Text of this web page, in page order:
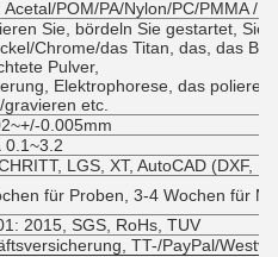
Acetal/POM/PA/Nylon/PC/PMMA /
Sie, bördeln Sie gestartet,
Chrome/das Titan, das, das
Pulver,
Elektrophorese, das
etc.
0.005mm
0.1~3.2
LGS, XT, AutoCAD (DXF,
für Proben, 3-4 Wochen für
2015, SGS, RoHs, TUV
TT-/PayPal/